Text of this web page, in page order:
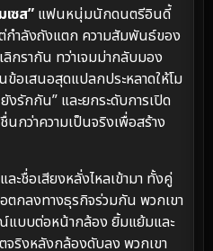
เซส” แฟนหนุ่มนักดนตรีอินดี้
กำลังถังแตก ความสัมพันธ์ของ
กรากัน ทว่าเจมม่ากลับมอง
ข้อเสนอสุดแปลกประหลาดให้โม
รักกัน” และยกระดับการเปิด
กว่าความเป็นจริงเพื่อสร้าง
ะชื่อเสียงหลั่งไหลเข้ามา ทั้งคู่
กลงทางธุรกิจร่วมกัน พวกเขา
บบต่อหน้ากล้อง ยิ้มแย้มและ
ริงหลังกล้องดับลง พวกเขา